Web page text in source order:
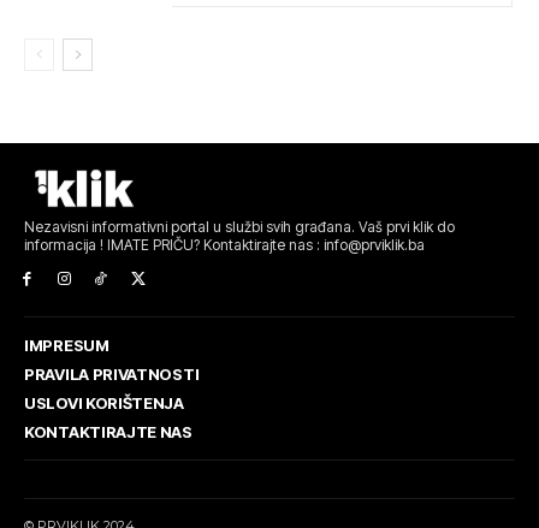
Nezavisni informativni portal u službi svih građana. Vaš prvi klik do
informacija ! IMATE PRIČU? Kontaktirajte nas : info@prviklik.ba
IMPRESUM
PRAVILA PRIVATNOSTI
USLOVI KORIŠTENJA
KONTAKTIRAJTE NAS